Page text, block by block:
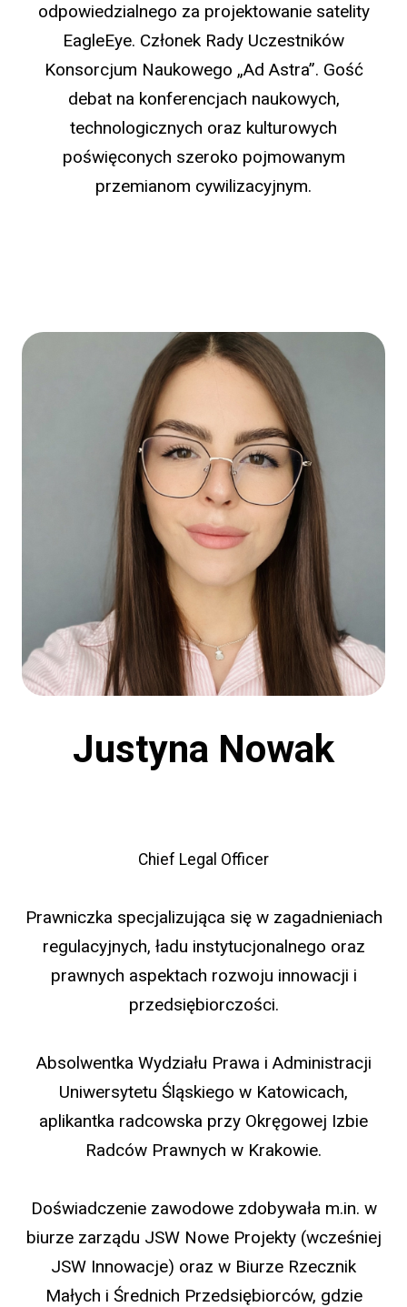
odpowiedzialnego za projektowanie satelity
EagleEye. Członek Rady Uczestników
Konsorcjum Naukowego „Ad Astra”. Gość
debat na konferencjach naukowych,
technologicznych oraz kulturowych
poświęconych szeroko pojmowanym
przemianom cywilizacyjnym.
Justyna Nowak
Chief Legal Officer
Prawniczka specjalizująca się w zagadnieniach
regulacyjnych, ładu instytucjonalnego oraz
prawnych aspektach rozwoju innowacji i
przedsiębiorczości.
Absolwentka Wydziału Prawa i Administracji
Uniwersytetu Śląskiego w Katowicach,
aplikantka radcowska przy Okręgowej Izbie
Radców Prawnych w Krakowie.
Doświadczenie zawodowe zdobywała m.in. w
biurze zarządu JSW Nowe Projekty (wcześniej
JSW Innowacje) oraz w Biurze Rzecznik
Małych i Średnich Przedsiębiorców, gdzie